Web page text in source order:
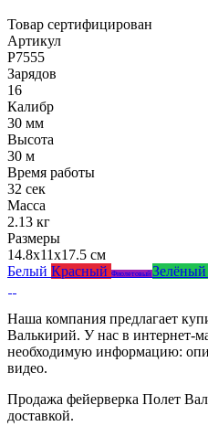
Товар сертифицирован
Артикул
Р7555
Зарядов
16
Калибр
30 мм
Высота
30 м
Время работы
32 сек
Масса
2.13 кг
Размеры
14.8x11x17.5 см
Белый Красный Фиолетовый Зелёный
Наша компания предлагает
Валькирий. У нас в интернет-
необходимую информацию:
видео.
Продажа фейерверка Полет
доставкой.